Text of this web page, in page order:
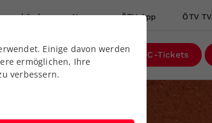
News ÖTV App ÖTV TV
Über uns Kreise DC-Tickets
Einige davon werden
ermöglichen, Ihre
verbessern.